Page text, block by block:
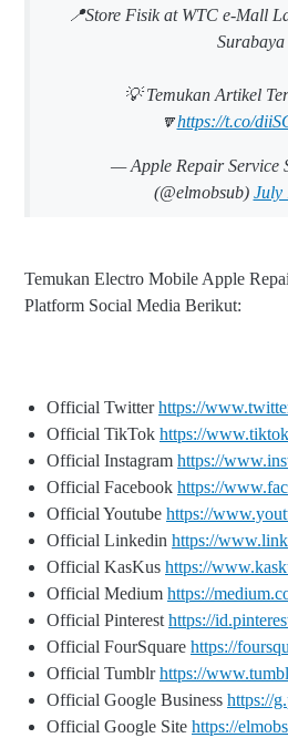
📍Store Fisik at WTC e-Mall
Surabaya
💡 Temukan Artikel
🔽https://t.co/
— Apple Repair Service
(@elmobsub) July
Temukan Electro Mobile Apple
Platform Social Media Berikut:
Official Twitterhttps://
Official TikTok https://
Official Instagram https://
Official Facebook https://
Official Youtube https://
Official Linkedin https://
Official KasKus https://
Official Medium https://
Official Pinteresthttps://
Official FourSquare https://
Official Tumblrhttps://
Official Google Business https://
Official Google Site https://